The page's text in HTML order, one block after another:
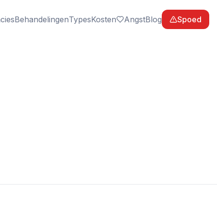
BehandelingenTypesKosten AngstBlog Spoed